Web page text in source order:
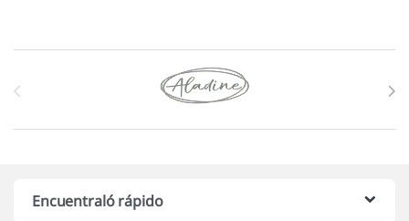
Marcas De Carrusel
Encuentraló rápido